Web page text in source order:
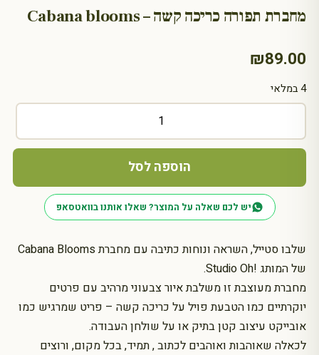
מחברת תפורה כריכה קשה – Cabana blooms
₪89.00
שלבו סטייל, השראה ונוחות כתיבה עם מחברת Cabana Blooms
של המותג !Studio Oh.
מחברת מעוצבת זו משלבת איור צבעוני מרהיב עם פרטים
יוקרתיים כמו הטבעת פויל על כריכה קשה – פריט שמרגיש כמו
אובייקט עיצוב קטן בתיק או על שולחן העבודה.
לכאלה שאוהבות ואוהבים לכתוב , תמיד, בכל מקום, ורוצים
4 במלאי
כמות
מחברת
כריכה
blooms
הוספה לסל
יש לכם שאלה על המוצר? שאלו אותנו בוואטסאפ